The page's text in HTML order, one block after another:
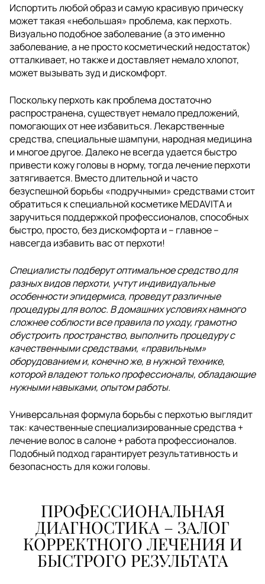
Испортить любой образ и самую красивую прическу
может такая «небольшая» проблема, как перхоть.
Визуально подобное заболевание (а это именно
заболевание, а не просто косметический недостаток)
отталкивает, но также и доставляет немало хлопот,
может вызывать зуд и дискомфорт.
Поскольку перхоть как проблема достаточно
распространена, существует немало предложений,
помогающих от нее избавиться. Лекарственные
средства, специальные шампуни, народная медицина
и многое другое. Далеко не всегда удается быстро
привести кожу головы в норму, тогда лечение перхоти
затягивается. Вместо длительной и часто
безуспешной борьбы «подручными» средствами стоит
обратиться к специальной косметике MEDAVITA и
заручиться поддержкой профессионалов, способных
быстро, просто, без дискомфорта и – главное –
навсегда избавить вас от перхоти!
Специалисты подберут оптимальное средство для
разных видов перхоти, учтут индивидуальные
особенности эпидермиса, проведут различные
процедуры для волос. В домашних условиях намного
сложнее соблюсти все правила по уходу, грамотно
обустроить пространство, выполнить процедуру с
качественными средствами, «правильным»
оборудованием и, конечно же, в нужной технике,
которой владеют только профессионалы, обладающие
нужными навыками, опытом работы.
Универсальная формула борьбы с перхотью выглядит
так: качественные специализированные средства +
лечение волос в салоне + работа профессионалов.
Подобный подход гарантирует результативность и
безопасность для кожи головы.
ПРОФЕССИОНАЛЬНАЯ
ДИАГНОСТИКА – ЗАЛОГ
КОРРЕКТНОГО ЛЕЧЕНИЯ И
БЫСТРОГО РЕЗУЛЬТАТА